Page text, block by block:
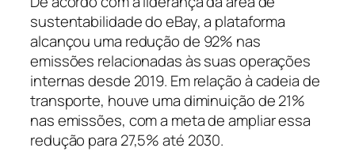
sustentabilidade do eBay, a plataforma
alcançou uma redução de 92% nas
emissões relacionadas às suas operações
internas desde 2019. Em relação à cadeia de
transporte, houve uma diminuição de 21%
nas emissões, com a meta de ampliar essa
redução para 27,5% até 2030.